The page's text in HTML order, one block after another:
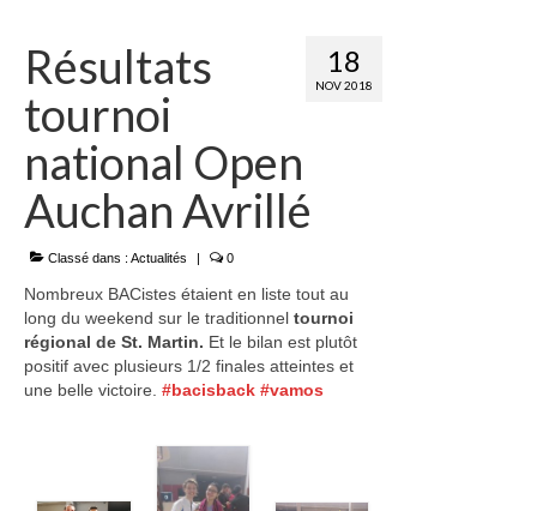
Présentation
Bureau / CA
Où jouer ?
Partenaires
Jeunes
Catégories et créneaux
Championnats interclubs
18
NOV 2018
Résultats
tournoi
national Open
Auchan Avrillé
Classé dans : Actualités | 0
Nombreux BACistes étaient en liste tout au
long du weekend sur le traditionnel tournoi
régional de St. Martin. Et le bilan est plutôt
positif avec plusieurs 1/2 finales atteintes et
une belle victoire. #bacisback #vamos